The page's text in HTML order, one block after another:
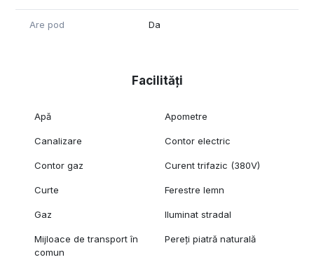
Are pod Da
Facilități
Apă Apometre
Canalizare Contor electric
Contor gaz Curent trifazic (380V)
Curte Ferestre lemn
Gaz Iluminat stradal
Mijloace de transport în
comun
Pereți piatră naturală